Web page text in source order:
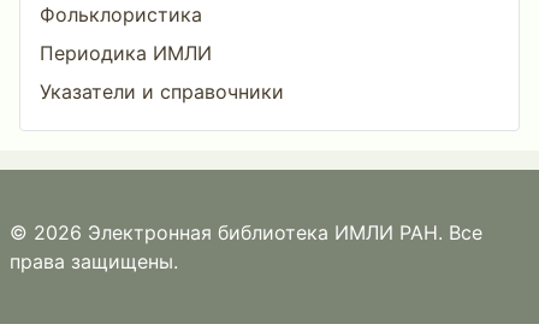
Фольклористика
Периодика ИМЛИ
Указатели и справочники
© 2026 Электронная библиотека ИМЛИ РАН. Все
права защищены.